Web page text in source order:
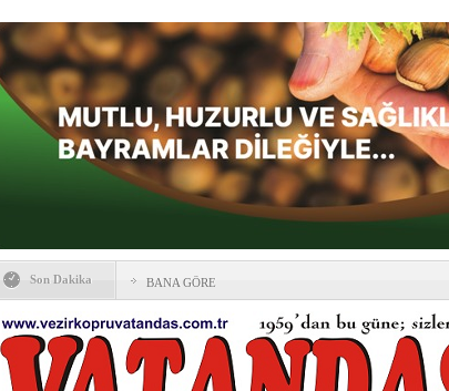
Son Dakika BANA GÖRE
Vezirköprü CHP’de istifa depremi yaşandı!
HAYATIN İÇİNDEN BESLENME